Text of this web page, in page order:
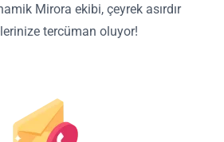
Mirora ekibi, çeyrek asırdır
tercüman oluyor!